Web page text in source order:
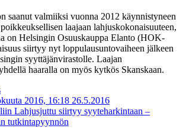
saanut valmiiksi vuonna 2012 käynnistyneen
laajaan lahjuskokonaisuuteen,
on Helsingin Osuuskauppa Elanto (HOK-
siirtyy nyt loppulausuntovaiheen jälkeen
syyttäjänvirastolle. Laajan
haaralla on myös kytkös Skanskaan.
2016, 16:18 26.5.2016
Lahjusjuttu siirtyy syyteharkintaan –
tutkintapyynnön